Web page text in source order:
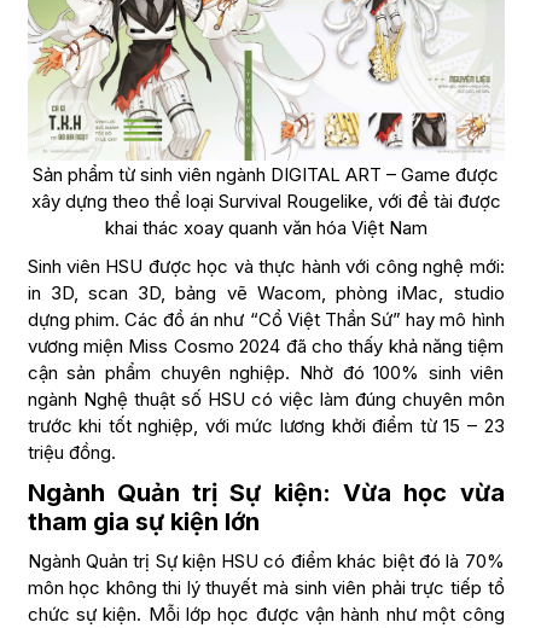
Sản phẩm từ sinh viên ngành DIGITAL ART – Game được
xây dựng theo thể loại Survival Rougelike, với đề tài được
khai thác xoay quanh văn hóa Việt Nam
Sinh viên HSU được học và thực hành với công nghệ mới:
in 3D, scan 3D, bảng vẽ Wacom, phòng iMac, studio
dựng phim. Các đồ án như “Cổ Việt Thần Sứ” hay mô hình
vương miện Miss Cosmo 2024 đã cho thấy khả năng tiệm
cận sản phẩm chuyên nghiệp. Nhờ đó 100% sinh viên
ngành Nghệ thuật số HSU có việc làm đúng chuyên môn
trước khi tốt nghiệp, với mức lương khởi điểm từ 15 – 23
triệu đồng.
Ngành Quản trị Sự kiện: Vừa học vừa
tham gia sự kiện lớn
Ngành Quản trị Sự kiện HSU có điểm khác biệt đó là 70%
môn học không thi lý thuyết mà sinh viên phải trực tiếp tổ
chức sự kiện. Mỗi lớp học được vận hành như một công